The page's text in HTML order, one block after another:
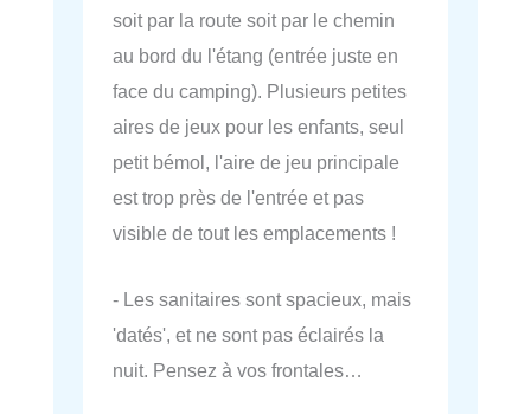
soit par la route soit par le chemin
au bord du l'étang (entrée juste en
face du camping). Plusieurs petites
aires de jeux pour les enfants, seul
petit bémol, l'aire de jeu principale
est trop près de l'entrée et pas
visible de tout les emplacements !
- Les sanitaires sont spacieux, mais
'datés', et ne sont pas éclairés la
nuit. Pensez à vos frontales…